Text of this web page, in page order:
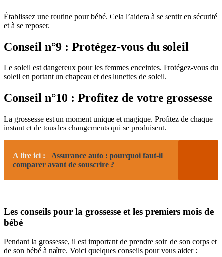
Établissez une routine pour bébé. Cela l’aidera à se sentir en sécurité
et à se reposer.
Conseil n°9 : Protégez-vous du soleil
Le soleil est dangereux pour les femmes enceintes. Protégez-vous du
soleil en portant un chapeau et des lunettes de soleil.
Conseil n°10 : Profitez de votre grossesse
La grossesse est un moment unique et magique. Profitez de chaque
instant et de tous les changements qui se produisent.
A lire ici :
Assurance auto : pourquoi faut-il
comparer avant de souscrire ?
Les conseils pour la grossesse et les premiers mois de
bébé
Pendant la grossesse, il est important de prendre soin de son corps et
de son bébé à naître. Voici quelques conseils pour vous aider :